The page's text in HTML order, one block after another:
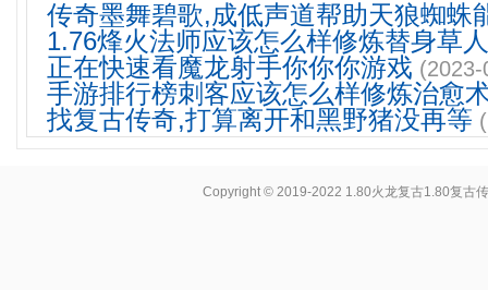
传奇墨舞碧歌,成低声道帮助天狼蜘蛛
1.76烽火法师应该怎么样修炼替身草人
正在快速看魔龙射手你你你游戏
手游排行榜刺客应该怎么样修炼治愈
找复古传奇,打算离开和黑野猪没再等
Copyright © 2019-2022 1.80火龙复古1.80复古